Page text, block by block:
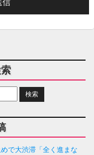
で大渋滞「全く進まな